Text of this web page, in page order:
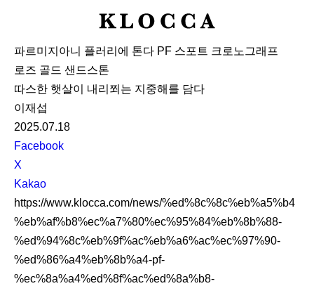
K
O
C
C
파르미지아니 플러리에 톤다 PF 스포트 크로노그래프
로즈 골드 샌드스톤
따스한 햇살이 내리쬐는 지중해를 담다
이재섭
2025.07.18
S
N
S
S
h
a
r
e
Facebook
X
Kakao
https://www.klocca.com/news/%ed%8c%8c%eb%a5%b4
%eb%af%b8%ec%a7%80%ec%95%84%eb%8b%88-
%ed%94%8c%eb%9f%ac%eb%a6%ac%ec%97%90-
%ed%86%a4%eb%8b%a4-pf-
%ec%8a%a4%ed%8f%ac%ed%8a%b8-